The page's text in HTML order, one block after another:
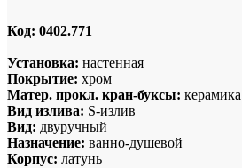
Код: 0402.771
Установка: настенная
Покрытие: хром
Матер. прокл. кран-буксы: керамика
Вид излива: S-излив
Вид: двуручный
Назначение: ванно-душевой
Корпус: латунь